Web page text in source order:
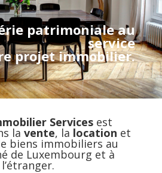
patrimoniale au
service
projet immobilier.
Servicesest
la vente, la location et
biens immobiliers au
de Luxembourg et à
l’étranger.